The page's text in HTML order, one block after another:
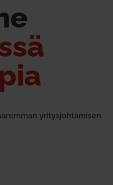
yri­tys­joh­ta­misen